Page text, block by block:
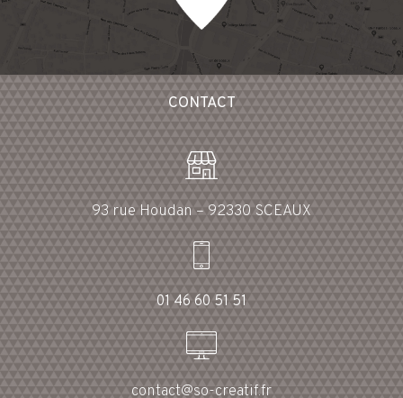
CONTACT
93 rue Houdan – 92330 SCEAUX
01 46 60 51 51
contact@so-creatif.fr